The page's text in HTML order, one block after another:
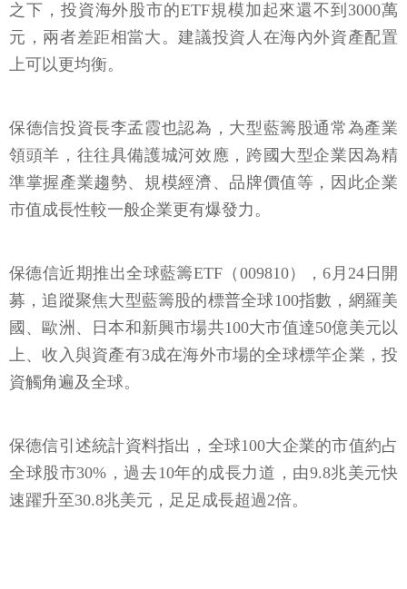
之下，投資海外股市的ETF規模加起來還不到3000萬
元，兩者差距相當大。建議投資人在海內外資產配置
上可以更均衡。
保德信投資長李孟霞也認為，大型藍籌股通常為產業
領頭羊，往往具備護城河效應，跨國大型企業因為精
準掌握產業趨勢、規模經濟、品牌價值等，因此企業
市值成長性較一般企業更有爆發力。
保德信近期推出全球藍籌ETF（009810），6月24日開
募，追蹤聚焦大型藍籌股的標普全球100指數，網羅美
國、歐洲、日本和新興市場共100大市值達50億美元以
上、收入與資產有3成在海外市場的全球標竿企業，投
資觸角遍及全球。
保德信引述統計資料指出，全球100大企業的市值約占
全球股市30%，過去10年的成長力道，由9.8兆美元快
速躍升至30.8兆美元，足足成長超過2倍。